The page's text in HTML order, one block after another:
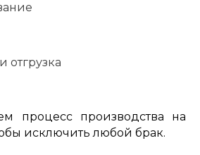
отгрузка
процесс производства на
исключить любой брак.